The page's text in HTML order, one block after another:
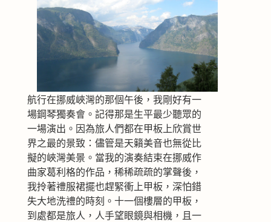
航行在挪威峽灣的那個午後，我剛好有一
場鋼琴獨奏會。記得那是生平最少聽眾的
一場演出。因為旅人們都在甲板上欣賞世
界之最的景致：儘管是天籟美音也無從比
擬的峽灣美景。當我的演奏結束在挪威作
曲家葛利格的作品，稀稀疏疏的掌聲後，
我拎著禮服裙擺也趕緊衝上甲板，深怕錯
失大地洗禮的時刻。十一個樓層的甲板，
到處都是旅人，人手望眼鏡與相機，且一